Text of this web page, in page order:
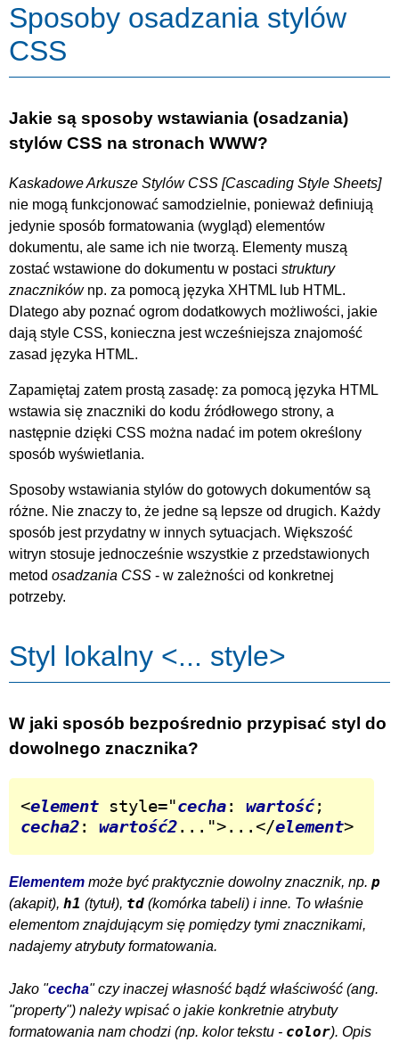
Sposoby osadzania stylów
CSS
Jakie są sposoby wstawiania (osadzania)
stylów CSS na stronach WWW?
Kaskadowe Arkusze Stylów CSS
nie mogą funkcjonować samodzielnie, ponieważ definiują
jedynie sposób formatowania (wygląd) elementów
dokumentu, ale same ich nie tworzą. Elementy muszą
zostać wstawione do dokumentu w postaci struktury
znacznikównp. za pomocą języka XHTML lub HTML.
Dlatego aby poznać ogrom dodatkowych możliwości, jakie
dają style CSS, konieczna jest wcześniejsza znajomość
zasad języka HTML.
Zapamiętaj zatem prostą zasadę: za pomocą języka HTML
wstawia się znaczniki do kodu źródłowego strony, a
następnie dzięki CSS można nadać im potem określony
sposób wyświetlania.
Sposoby wstawiania stylów do gotowych dokumentów są
różne. Nie znaczy to, że jedne są lepsze od drugich. Każdy
sposób jest przydatny w innych sytuacjach. Większość
witryn stosuje jednocześnie wszystkie z przedstawionych
metod osadzania CSS - w zależności od konkretnej
potrzeby.
Styl lokalny <... style>
W jaki sposób bezpośrednio przypisać styl do
dowolnego znacznika?
<element style="cecha: wartość
cecha2: wartość2...">...</element>
Elementem może być praktycznie dowolny znacznik, np. p
(akapit), h1 (tytuł), td (komórka tabeli) i inne. To właśnie
elementom znajdującym się pomiędzy tymi znacznikami,
nadajemy atrybuty formatowania.
Jako "cecha" czy inaczej własność bądź właściwość (ang.
"property") należy wpisać o jakie konkretnie atrybuty
formatowania nam chodzi (np. kolor tekstu - color). Opis